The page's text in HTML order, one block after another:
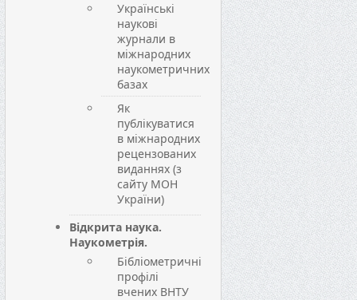
Українські
наукові
журнали в
міжнародних
наукометричних
базах
Як
публікуватися
в міжнародних
рецензованих
виданнях (з
сайту МОН
України)
Відкрита наука.
Наукометрія.
Бібліометричні
профілі
вчених ВНТУ